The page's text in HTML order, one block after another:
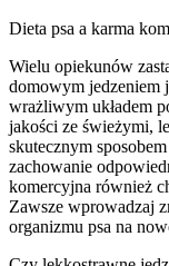
Dieta psa a karma
Wielu opiekunów
domowym jedzeniem
wrażliwym układem
jakości ze świeżymi,
skutecznym
zachowanie
komercyjna również
Zawsze wprowadzaj
organizmu psa na